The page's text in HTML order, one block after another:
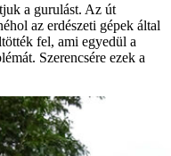
a gurulást. Az út
az erdészeti gépek által
fel, ami egyedül a
Szerencsére ezek a